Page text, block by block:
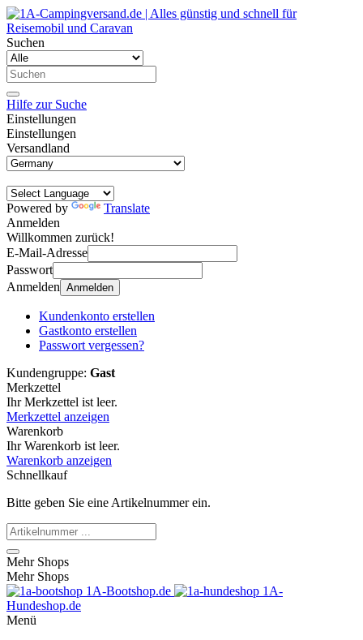
Suchen
Hilfe zur Suche
Einstellungen
Einstellungen
Versandland
Powered by
Translate
Anmelden
Willkommen zurück!
E-Mail-Adresse
Passwort
Anmelden Anmelden
Kundenkonto erstellen
Gastkonto erstellen
Passwort vergessen?
Kundengruppe: Gast
Merkzettel
Ihr Merkzettel ist leer.
Merkzettel anzeigen
Warenkorb
Ihr Warenkorb ist leer.
Warenkorb anzeigen
Schnellkauf
Bitte geben Sie eine Artikelnummer ein.
Mehr Shops
Mehr Shops
1A-Bootshop.de
1A-
Hundeshop.de
Menü